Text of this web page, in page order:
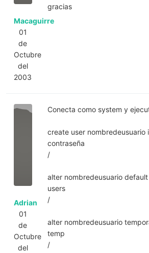
Macaguirre
01
de
Octubre
del
2003
gracias
Adrian
01
de
Octubre
del
Conecta como system y
create user nombredeusuario
contraseña
/
alter nombredeusuario
users
/
alter nombredeusuario
temp
/